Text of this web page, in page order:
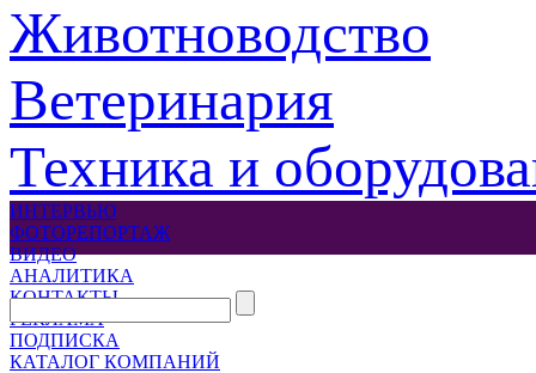
Животноводство
Ветеринария
Техника и
ИНТЕРВЬЮ
ФОТОРЕПОРТАЖ
ВИДЕО
АНАЛИТИКА
КОНТАКТЫ
РЕКЛАМА
ПОДПИСКА
КАТАЛОГ КОМПАНИЙ